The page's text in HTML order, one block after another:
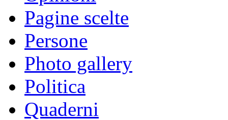
Pagine scelte
Persone
Photo gallery
Politica
Quaderni